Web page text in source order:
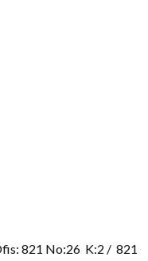
821 No:26 K:2 / 821